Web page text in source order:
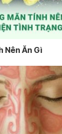
Nên Ăn Gì